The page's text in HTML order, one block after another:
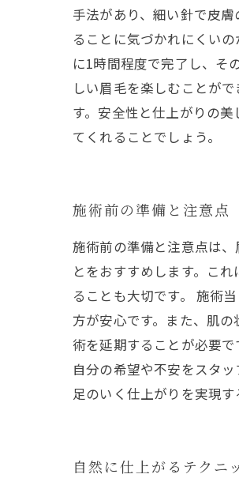
手法があり、細い針で皮
ることに気づかれにくい
に1時間程度で完了し、そ
しい眉毛を楽しむことが
す。安全性と仕上がりの
てくれることでしょう。
施術前の準備と注意点
施術前の準備と注意点は
とをおすすめします。こ
ることも大切です。 施術
方が安心です。また、肌
術を延期することが必要
自分の希望や不安をスタ
足のいく仕上がりを実現
自然に仕上がるテクニ